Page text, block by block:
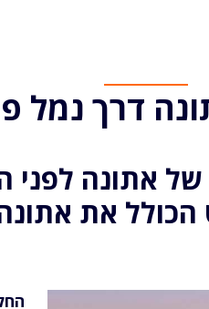
דרך נמל
אתונה לפני
הכולל את